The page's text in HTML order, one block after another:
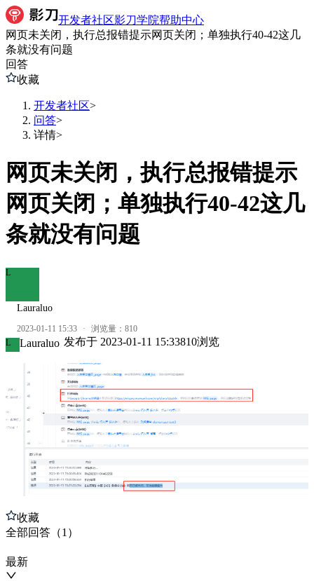
开发者社区影刀学院帮助中心
网页未关闭，执行总报错提示网页关闭；单独执行40-42这几
条就没有问题
回答
收藏
开发者社区>
问答>
详情>
网页未关闭，执行总报错提示
网页关闭；单独执行40-42这几
条就没有问题
L
Lauraluo
2023-01-11 15:33 · 浏览量： 810
L
Lauraluo 发布于 2023-01-11 15:33810浏览
收藏
全部回答 （1 ）
最新